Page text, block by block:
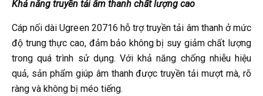
Khả năng truyền tải âm thanh chất lượng cao
Cáp nối dài Ugreen 20716 hỗ trợ truyền tải âm thanh ở mức
độ trung thực cao, đảm bảo không bị suy giảm chất lượng
trong quá trình sử dụng. Với khả năng chống nhiễu hiệu
quả, sản phẩm giúp âm thanh được truyền tải mượt mà, rõ
ràng và không bị méo tiếng.